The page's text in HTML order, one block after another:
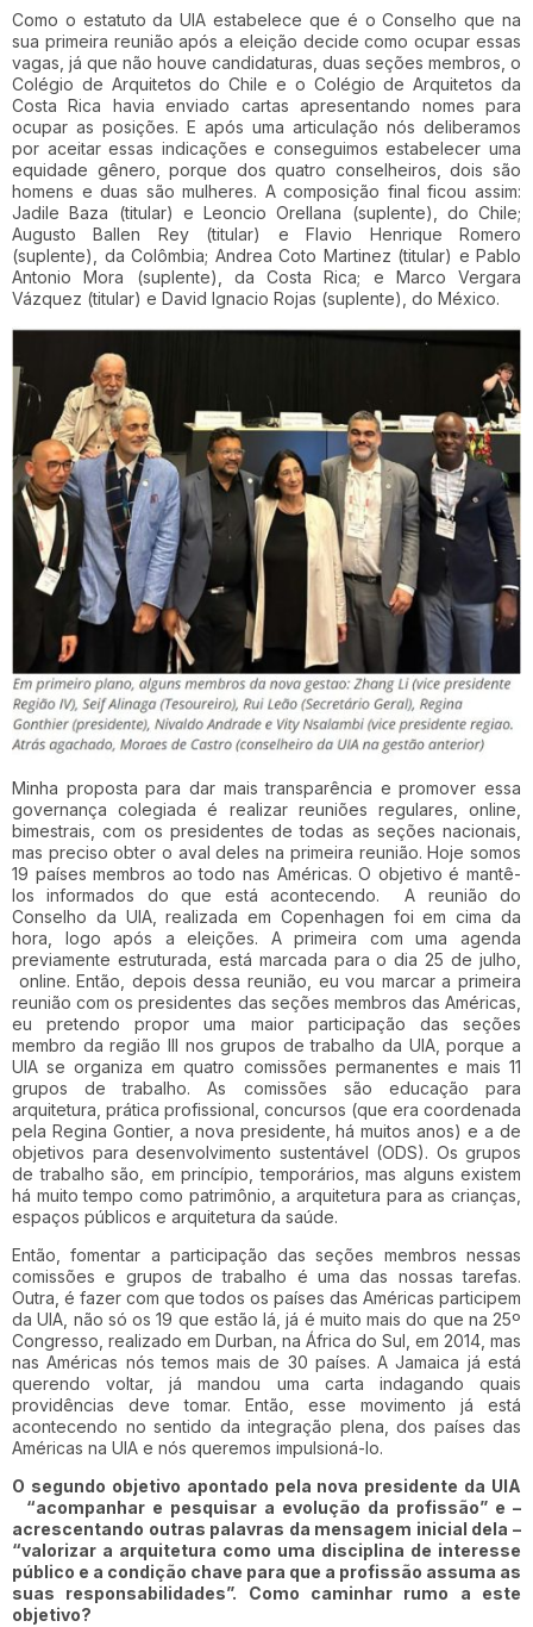
Como o estatuto da UIA estabelece que é o Conselho que na
sua primeira reunião após a eleição decide como ocupar essas
vagas, já que não houve candidaturas, duas seções membros, o
Colégio de Arquitetos do Chile e o Colégio de Arquitetos da
Costa Rica havia enviado cartas apresentando nomes para
ocupar as posições. E após uma articulação nós deliberamos
por aceitar essas indicações e conseguimos estabelecer uma
equidade gênero, porque dos quatro conselheiros, dois são
homens e duas são mulheres. A composição final ficou assim:
Jadile Baza (titular) e Leoncio Orellana (suplente), do Chile;
Augusto Ballen Rey (titular) e Flavio Henrique Romero
(suplente), da Colômbia; Andrea Coto Martinez (titular) e Pablo
Antonio Mora (suplente), da Costa Rica; e Marco Vergara
Vázquez (titular) e David Ignacio Rojas (suplente), do México.
Minha proposta para dar mais transparência e promover essa
governança colegiada é realizar reuniões regulares, online,
bimestrais, com os presidentes de todas as seções nacionais,
mas preciso obter o aval deles na primeira reunião. Hoje somos
19 países membros ao todo nas Américas. O objetivo é mantê-
los informados do que está acontecendo. A reunião do
Conselho da UIA, realizada em Copenhagen foi em cima da
hora, logo após a eleições. A primeira com uma agenda
previamente estruturada, está marcada para o dia 25 de julho,
online. Então, depois dessa reunião, eu vou marcar a primeira
reunião com os presidentes das seções membros das Américas,
eu pretendo propor uma maior participação das seções
membro da região III nos grupos de trabalho da UIA, porque a
UIA se organiza em quatro comissões permanentes e mais 11
grupos de trabalho. As comissões são educação para
arquitetura, prática profissional, concursos (que era coordenada
pela Regina Gontier, a nova presidente, há muitos anos) e a de
objetivos para desenvolvimento sustentável (ODS). Os grupos
de trabalho são, em princípio, temporários, mas alguns existem
há muito tempo como patrimônio, a arquitetura para as crianças,
espaços públicos e arquitetura da saúde.
Então, fomentar a participação das seções membros nessas
comissões e grupos de trabalho é uma das nossas tarefas.
Outra, é fazer com que todos os países das Américas participem
da UIA, não só os 19 que estão lá, já é muito mais do que na 25º
Congresso, realizado em Durban, na África do Sul, em 2014, mas
nas Américas nós temos mais de 30 países. A Jamaica já está
querendo voltar, já mandou uma carta indagando quais
providências deve tomar. Então, esse movimento já está
acontecendo no sentido da integração plena, dos países das
Américas na UIA e nós queremos impulsioná-lo.
O segundo objetivo apontado pela nova presidente da UIA
“acompanhar e pesquisar a evolução da profissão” e –
acrescentando outras palavras da mensagem inicial dela –
“valorizar a arquitetura como uma disciplina de interesse
público e a condição chave para que a profissão assuma as
suas responsabilidades”. Como caminhar rumo a este
objetivo?